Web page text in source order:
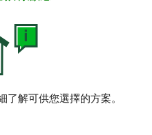
了解可供您選擇的方案。